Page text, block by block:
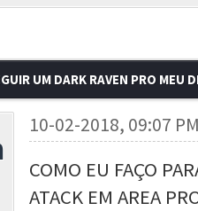
UM DARK RAVEN PRO MEU
10-02-2018, 09:07
COMO EU FAÇO
ATACK EM AREA